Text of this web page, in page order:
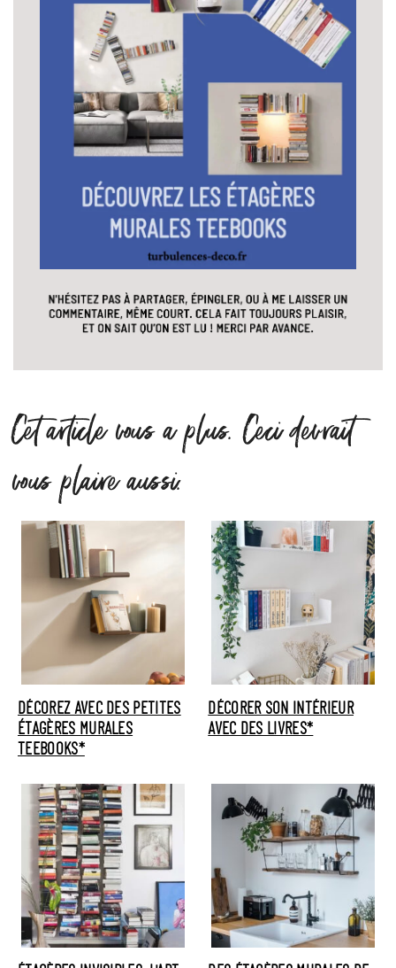
Cet article vous a plus. Ceci devrait
vous plaire aussi.
DÉCOREZ AVEC DES PETITES
ÉTAGÈRES MURALES
TEEBOOKS*
DÉCORER SON INTÉRIEUR
AVEC DES LIVRES*